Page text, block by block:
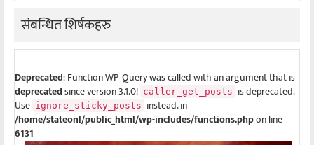
संबन्धित शिर्षकहरु
Deprecated: Function WP_Query was called with an argument that is
deprecatedsince version 3.1.0! caller_get_posts is deprecated.
Use ignore_sticky_posts instead. in
/home/stateonl/public_html/wp-includes/functions.phpon line
6131